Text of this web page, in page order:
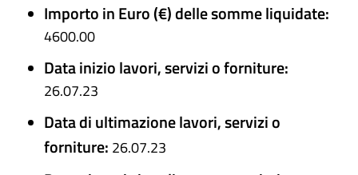
Importo in Euro (€) delle somme liquidate:
4600.00
Data inizio lavori, servizi o forniture:
26.07.23
Data di ultimazione lavori, servizi o
forniture: 26.07.23